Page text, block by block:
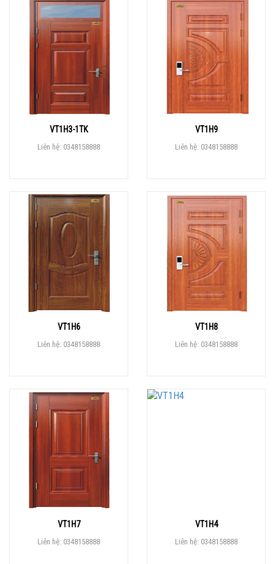
VT1H3-1TK
Liên hệ: 0348158888
VT1H9
Liên hệ: 0348158888
VT1H6
Liên hệ: 0348158888
VT1H8
Liên hệ: 0348158888
VT1H7
Liên hệ: 0348158888
VT1H4
Liên hệ: 0348158888